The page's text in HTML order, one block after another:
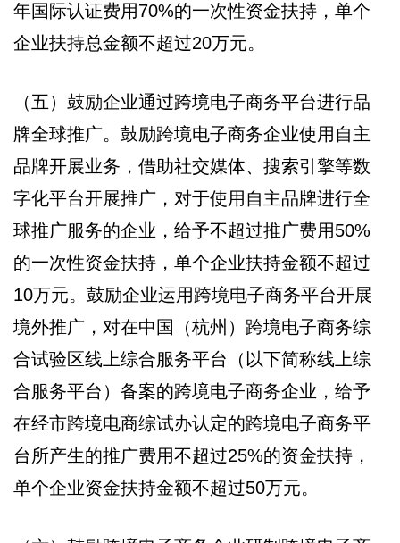
年国际认证费用70%的一次性资金扶持，单个
企业扶持总金额不超过20万元。
（五）鼓励企业通过跨境电子商务平台进行品
牌全球推广。鼓励跨境电子商务企业使用自主
品牌开展业务，借助社交媒体、搜索引擎等数
字化平台开展推广，对于使用自主品牌进行全
球推广服务的企业，给予不超过推广费用50%
的一次性资金扶持，单个企业扶持金额不超过
10万元。鼓励企业运用跨境电子商务平台开展
境外推广，对在中国（杭州）跨境电子商务综
合试验区线上综合服务平台（以下简称线上综
合服务平台）备案的跨境电子商务企业，给予
在经市跨境电商综试办认定的跨境电子商务平
台所产生的推广费用不超过25%的资金扶持，
单个企业资金扶持金额不超过50万元。